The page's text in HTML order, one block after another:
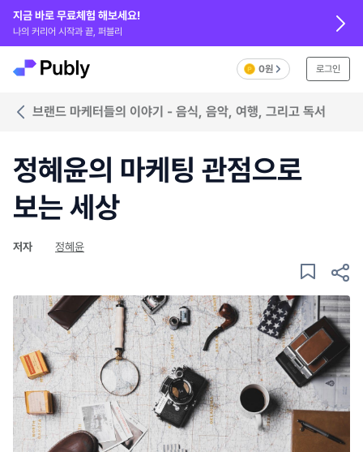
지금 바로 무료체험 해보세요!
나의 커리어 시작과 끝, 퍼블리
0원 로그인
브랜드 마케터들의 이야기 - 음식, 음악, 여행, 그리고 독서
정혜윤의 마케팅 관점으로
보는 세상
저자 정혜윤